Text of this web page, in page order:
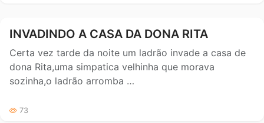
INVADINDO A CASA DA DONA RITA
Certa vez tarde da noite um ladrão invade a casa de
dona Rita,uma simpatica velhinha que morava
sozinha,o ladrão arromba …
73